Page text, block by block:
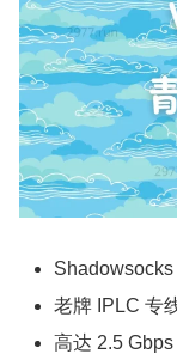
老牌 IPLC 专
高达 2.5